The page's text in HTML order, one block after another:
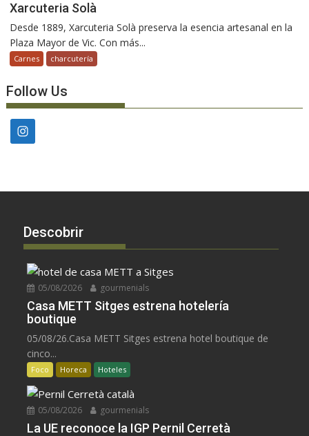
Xarcuteria Solà
Desde 1889, Xarcuteria Solà preserva la esencia artesanal en la
Plaza Mayor de Vic. Con más...
Carnes charcutería
Follow Us
Descobrir
05/08/2026 gourmenials
Casa METT Sitges estrena hotelería
boutique
05/08/26.Casa METT Sitges estrena hotel boutique de
cinco...
Foco Horeca Hoteles
05/08/2026 gourmenials
La UE reconoce la IGP Pernil Cerretà